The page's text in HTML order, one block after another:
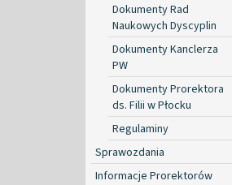
Dokumenty Rad
Naukowych Dyscyplin
Dokumenty Kanclerza
PW
Dokumenty Prorektora
ds. Filii w Płocku
Regulaminy
Sprawozdania
Informacje Prorektorów